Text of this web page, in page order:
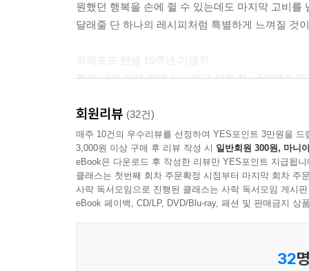
원했던 행복을 손에 쥘 수 있는데도 마지막 고비
달래줄 단 하나의 레시피처럼 특별하게 느껴질 것
젊은 날의 인생 앞에 놓아주고 싶은 책, 『파페포포
2002년 가을 『파페포포 메모리즈』로 첫 선을
(2006)』, 『파페포포 레인보우(2009)』로 이어지
우리나라 출판계에서 맨 처음 ‘카툰에세이’
베스트셀러로, 일본 ?중국 ?대만 ?동남아 등
젊은이들에게 위로와 응원을 건네며 꾸준히 독자
아끼고 배려하는 마음이 행복의 시작임을 말해주
회원리뷰 (32건)
매주 10건의 우수리뷰를 선정하여 YES포인트 3만원을 드
3,000원 이상 구매 후 리뷰 작성 시 일반회원 300원, 마니
eBook은 다운로드 후 작성한 리뷰만 YES포인트 지급됩니
클래스는 첫번째 회차 주문확정 시점부터 마지막 회차 주
사락 독서모임으로 진행된 클래스는 사락 독서모임 게시
eBook 페이백, CD/LP, DVD/Blu-ray, 패션 및 판매금지 상
32